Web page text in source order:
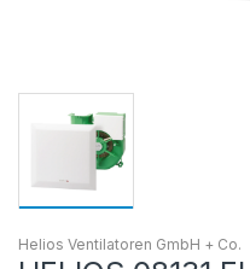
Helios Ventilatoren GmbH + Co.